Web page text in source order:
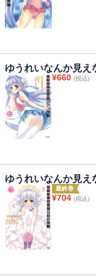
ゆうれいなんか見え
¥660 (税込)
ゆうれいなんか見え
最終巻
¥704 (税込)